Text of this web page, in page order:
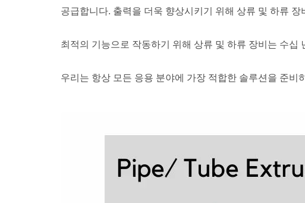
공급합니다. 출력을 더욱 향상시키기 위해 상류 및 하류
최적의 기능으로 작동하기 위해 상류 및 하류 장비는 수
우리는 항상 모든 응용 분야에 가장 적합한 솔루션을 준비